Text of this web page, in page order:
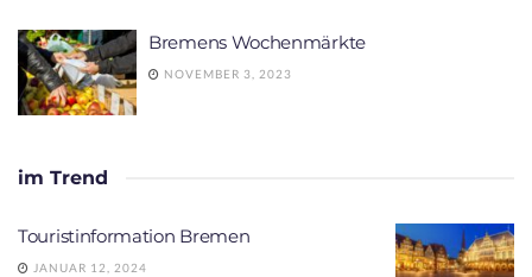
Bremens Wochenmärkte
NOVEMBER 3, 2023
im Trend
Touristinformation Bremen
JANUAR 12, 2024